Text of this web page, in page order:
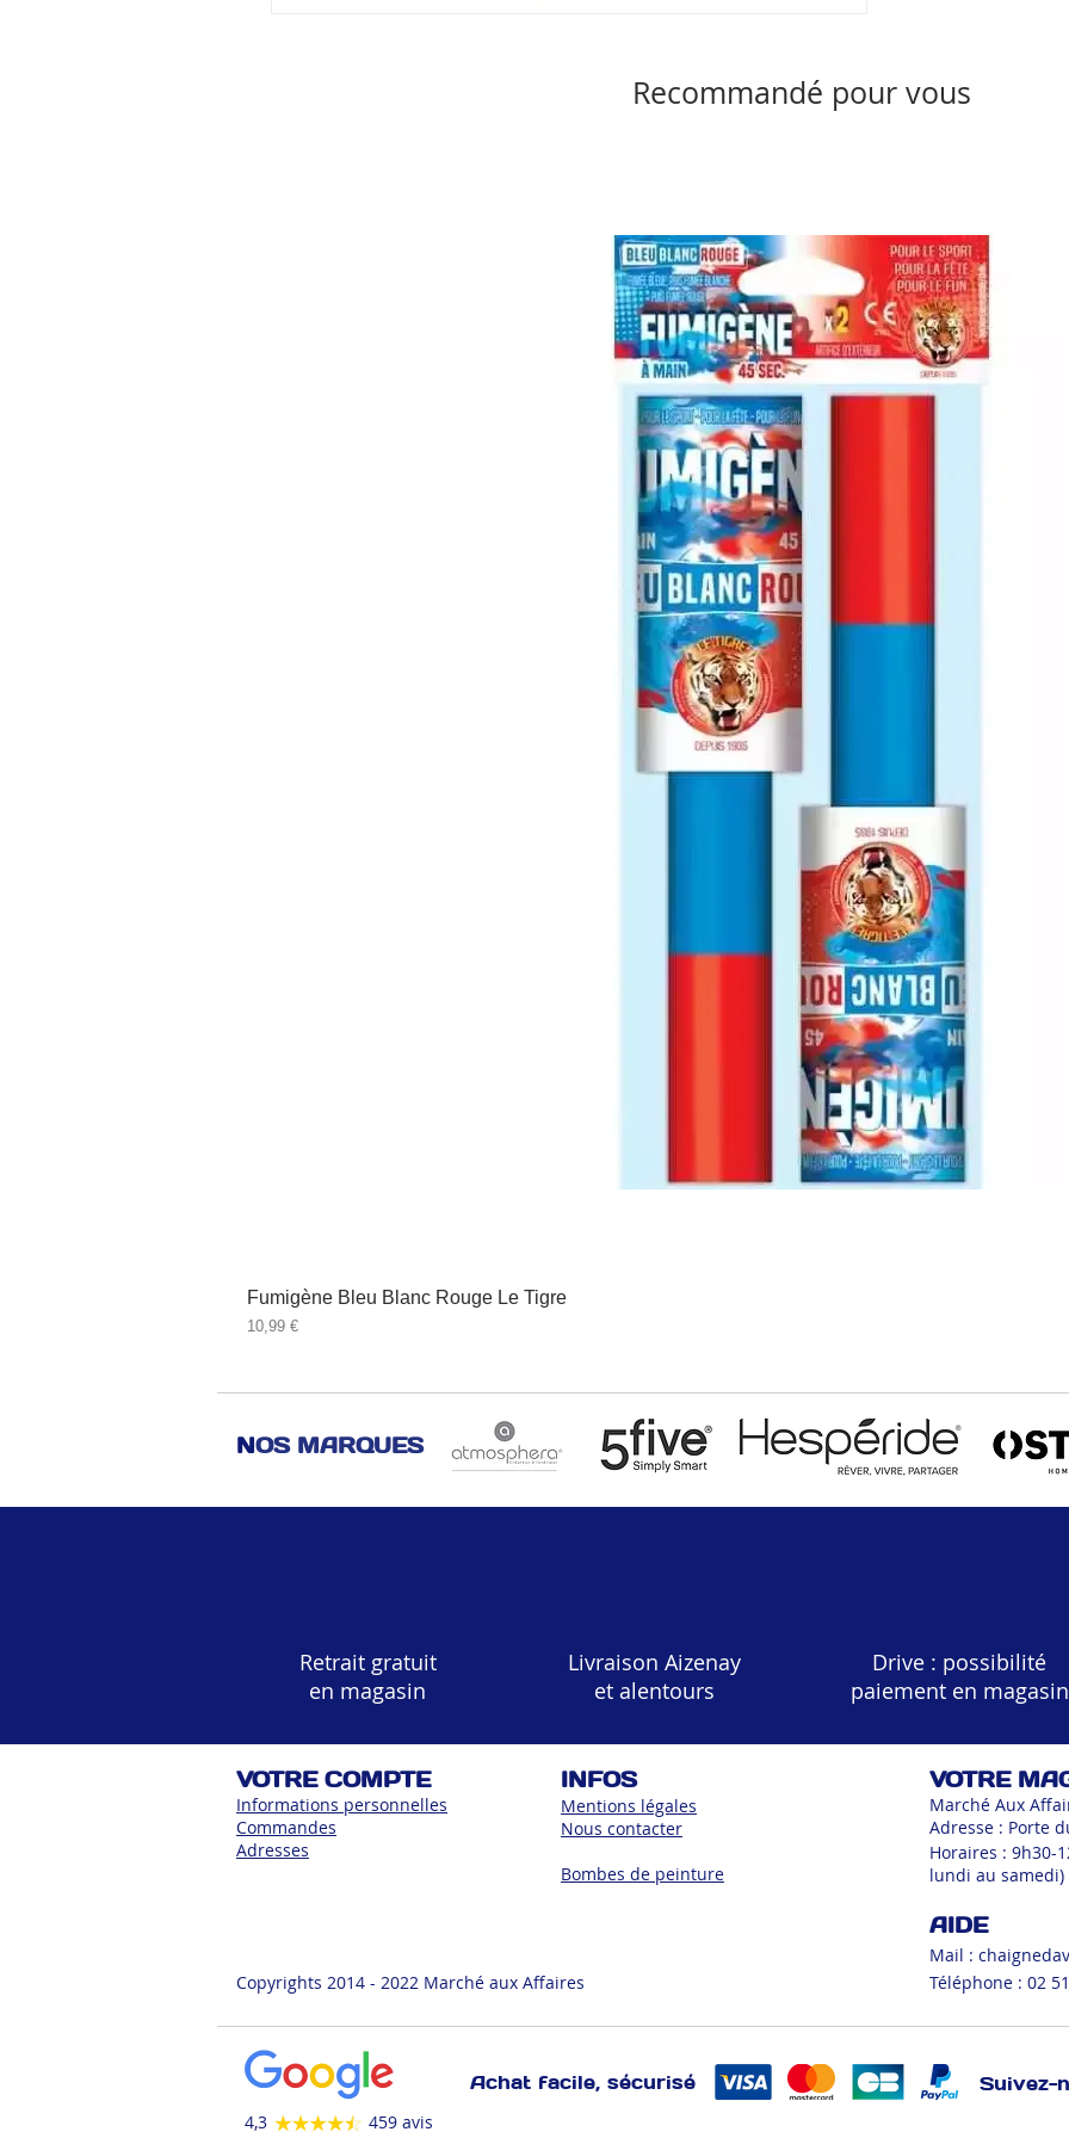
Recommandé pour vous
Fumigène Bleu Blanc Rouge Le Tigre
Prix
10,99 €
NOS MARQUES
Retrait gratuit
en magasin
Livraison Aizenay
et alentours
Drive : possibilité
paiement en magasin
VOTRE COMPTE
Informations personnelles
Commandes
Adresses
INFOS
Mentions légales
Nous contacter
Bombes de peinture
Copyrights 2014 - 2022 Marché aux Affaires
VOTRE
Marché Aux
Adresse : Porte
Horaires : 9h30-
lundi au samedi)
AIDE
Mail :
Téléphone : 02
4,3 459 avis
Achat facile, sécurisé Suivez-